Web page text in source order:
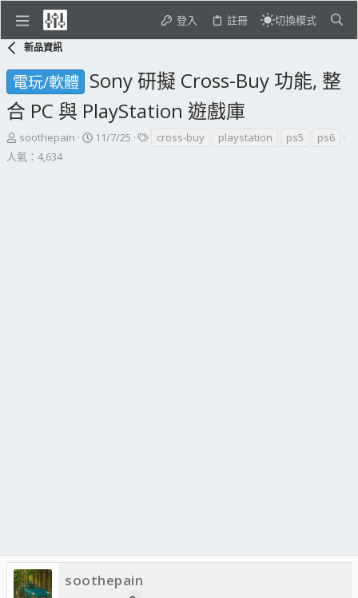
登入 註冊 切換模式
新品資訊
電玩/軟體 Sony 研擬 Cross-Buy 功能, 整
合 PC 與 PlayStation 遊戲庫
主
題
soothepain
開
11/7/25
標cross-buy playstation ps5
ps6
人氣：4,634
soothepain